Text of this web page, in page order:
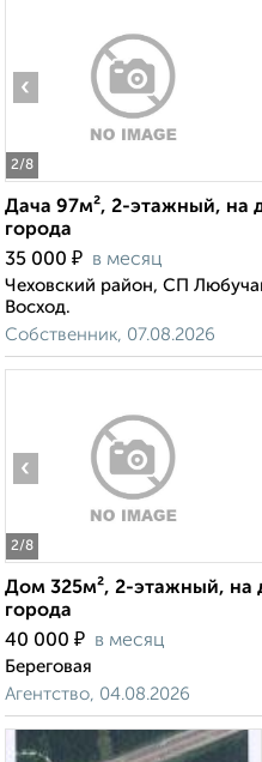
2/8
‹
Дача 97м², 2-этажный, на
города
35 000 ₽ в месяц
Чеховский район, СП
Восход.
Собственник, 07.08.2026
2/8
‹
Дом 325м², 2-этажный, на
города
40 000 ₽ в месяц
Береговая
Агентство, 04.08.2026